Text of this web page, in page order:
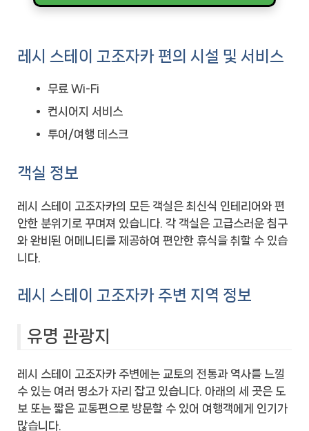
레시 스테이 고조자카 편의 시설 및 서비스
무료 Wi-Fi
컨시어지 서비스
투어/여행 데스크
객실 정보
레시 스테이 고조자카의 모든 객실은 최신식 인테리어와 편
안한 분위기로 꾸며져 있습니다. 각 객실은 고급스러운 침구
와 완비된 어메니티를 제공하여 편안한 휴식을 취할 수 있습
니다.
레시 스테이 고조자카 주변 지역 정보
유명 관광지
레시 스테이 고조자카 주변에는 교토의 전통과 역사를 느낄
수 있는 여러 명소가 자리 잡고 있습니다. 아래의 세 곳은 도
보 또는 짧은 교통편으로 방문할 수 있어 여행객에게 인기가
많습니다.